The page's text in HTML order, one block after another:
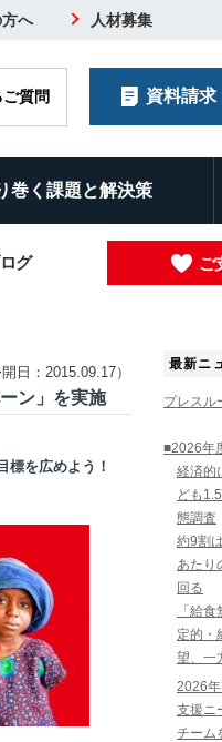
へ 人材募集
ご質問 資料請求
巻く課題と解決策
グ ご
開日：2015.09.17）
ン」を実施
標を広めよう！
最新ニ
プレスル
■2026年
経済的
ども
態調査
約9割
あたり
回る
「給
定的・
望、一
2026
支援ニ
チーム